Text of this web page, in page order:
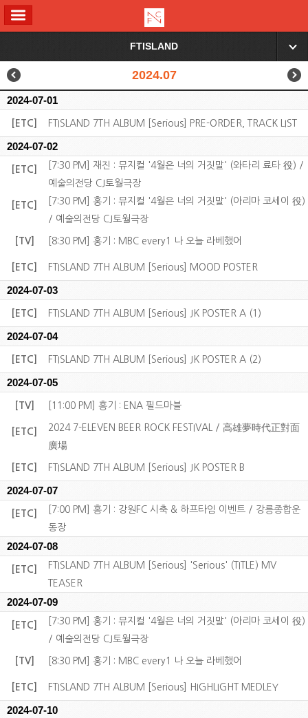
FTISLAND ▼
2024.07
2024-07-01
[ETC] FTISLAND 7TH ALBUM [Serious] PRE-ORDER, TRACK LIST
2024-07-02
[ETC]
[7:30 PM] 재진 : 뮤지컬 '4월은 너의 거짓말' (와타리 료타 役) /
예술의전당 CJ토월극장
[ETC]
[7:30 PM] 홍기 : 뮤지컬 '4월은 너의 거짓말' (아리마 코세이 役)
/ 예술의전당 CJ토월극장
[TV] [8:30 PM] 홍기 : MBC every1 나 오늘 라베했어
[ETC] FTISLAND 7TH ALBUM [Serious] MOOD POSTER
2024-07-03
[ETC] FTISLAND 7TH ALBUM [Serious] JK POSTER A (1)
2024-07-04
[ETC] FTISLAND 7TH ALBUM [Serious] JK POSTER A (2)
2024-07-05
[TV] [11:00 PM] 홍기 : ENA 필드마블
[ETC]
2024 7-ELEVEN BEER ROCK FESTIVAL / 高雄夢時代正對面
廣場
[ETC] FTISLAND 7TH ALBUM [Serious] JK POSTER B
2024-07-07
[ETC]
[7:00 PM] 홍기 : 강원FC 시축 & 하프타임 이벤트 / 강릉종합운
동장
2024-07-08
[ETC]
FTISLAND 7TH ALBUM [Serious] 'Serious' (TITLE) MV
TEASER
2024-07-09
[ETC]
[7:30 PM] 홍기 : 뮤지컬 '4월은 너의 거짓말' (아리마 코세이 役)
/ 예술의전당 CJ토월극장
[TV] [8:30 PM] 홍기 : MBC every1 나 오늘 라베했어
[ETC] FTISLAND 7TH ALBUM [Serious] HIGHLIGHT MEDLEY
2024-07-10